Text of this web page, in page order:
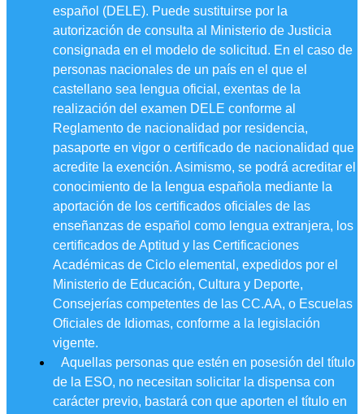
español (DELE). Puede sustituirse por la
autorización de consulta al Ministerio de Justicia
consignada en el modelo de solicitud. En el caso de
personas nacionales de un país en el que el
castellano sea lengua oficial, exentas de la
realización del examen DELE conforme al
Reglamento de nacionalidad por residencia,
pasaporte en vigor o certificado de nacionalidad que
acredite la exención. Asimismo, se podrá acreditar el
conocimiento de la lengua española mediante la
aportación de los certificados oficiales de las
enseñanzas de español como lengua extranjera, los
certificados de Aptitud y las Certificaciones
Académicas de Ciclo elemental, expedidos por el
Ministerio de Educación, Cultura y Deporte,
Consejerías competentes de las CC.AA, o Escuelas
Oficiales de Idiomas, conforme a la legislación
vigente.
Aquellas personas que estén en posesión del título
de la ESO, no necesitan solicitar la dispensa con
carácter previo, bastará con que aporten el título en